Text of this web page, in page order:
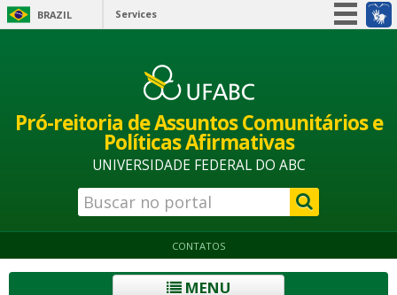
BRAZIL Services
Information access
Legislation
Information channels
Pró-reitoria de Assuntos Comunitários e
Políticas Afirmativas
UNIVERSIDADE FEDERAL DO ABC
CONTATOS
MENU